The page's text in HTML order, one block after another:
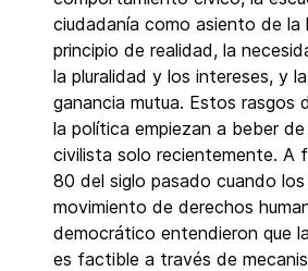
ciudadanía como asiento de la
principio de realidad, la
la pluralidad y los intereses, y
ganancia mutua. Estos rasgos
la política empiezan a beber
civilista solo recientemente. A
80 del siglo pasado cuando
movimiento de derechos
democrático entendieron que
es factible a través de